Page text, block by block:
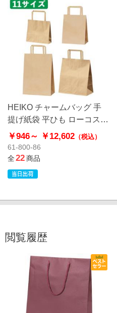
HEIKO チャームバッグ 手
提げ紙袋 平ひも ローコスト
タイプ 茶無地
￥946～ ￥12,602 （税込）
61-800-86
全22商品
閲覧履歴